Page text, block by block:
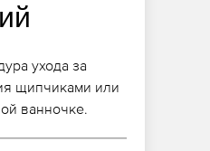
ухода за
щипчиками или
ванночке.